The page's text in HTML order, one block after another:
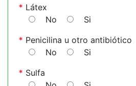
* Látex
No
Si
* Penicilina u otro antibiótico
No
Si
* Sulfa